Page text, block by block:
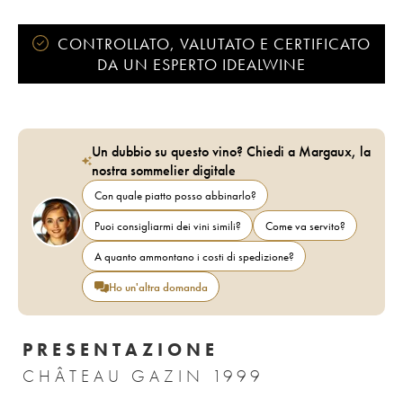
CONTROLLATO, VALUTATO E CERTIFICATO
DA UN ESPERTO IDEALWINE
Un dubbio su questo vino? Chiedi a Margaux, la
nostra sommelier digitale
Con quale piatto posso abbinarlo?
Puoi consigliarmi dei vini simili?
Come va servito?
A quanto ammontano i costi di spedizione?
Ho un'altra domanda
PRESENTAZIONE
CHÂTEAU GAZIN 1999